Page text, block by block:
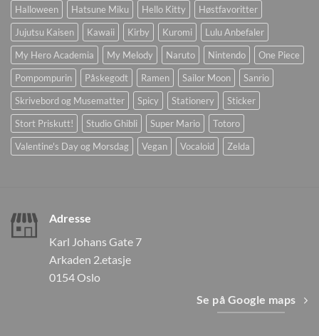
Halloween
Hatsune Miku Hello Kitty
Høstfavoritter
Jujutsu Kaisen
Kawaii Kirby Kuromi
Lulu Anbefaler
My Hero Academia
My Melody Naruto Nintendo
One Piece
Pompompurin
Påskegodt Ramen Sailor Moon
Sanrio
Skrivebord og Musematter
Spicy Stationery
Sticker
Stort Priskutt!
Studio Ghibli Super Mario
Totoro
Valentine's Day og Morsdag
Vegan Vocaloid Zelda
Adresse
Karl Johans Gate 7
Arkaden 2.etasje
0154 Oslo
Se på Google maps